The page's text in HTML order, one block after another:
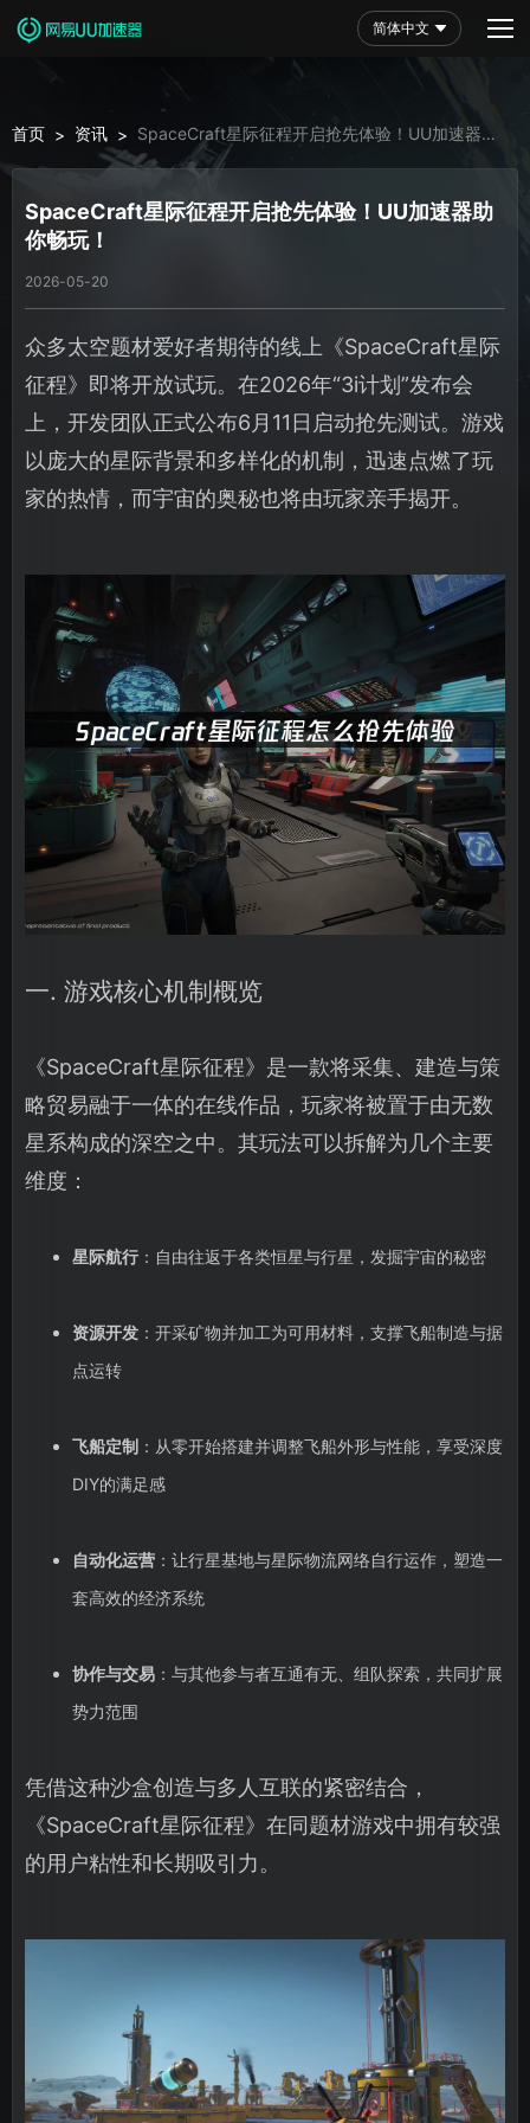
简体中文
首页 > 资讯 > SpaceCraft星际征程开启抢先体验！UU加速器助
你畅玩！
SpaceCraft星际征程开启抢先体验！UU加速器助
你畅玩！
2026-05-20
众多太空题材爱好者期待的线上《SpaceCraft星际
征程》即将开放试玩。在2026年“3i计划”发布会
上，开发团队正式公布6月11日启动抢先测试。游戏
以庞大的星际背景和多样化的机制，迅速点燃了玩
家的热情，而宇宙的奥秘也将由玩家亲手揭开。
一. 游戏核心机制概览
《SpaceCraft星际征程》是一款将采集、建造与策
略贸易融于一体的在线作品，玩家将被置于由无数
星系构成的深空之中。其玩法可以拆解为几个主要
维度：
星际航行：自由往返于各类恒星与行星，发掘宇宙的秘密
资源开发：开采矿物并加工为可用材料，支撑飞船制造与据
点运转
飞船定制 ：从零开始搭建并调整飞船外形与性能，享受深度
DIY的满足感
自动化运营：让行星基地与星际物流网络自行运作，塑造一
套高效的经济系统
协作与交易：与其他参与者互通有无、组队探索，共同扩展
势力范围
凭借这种沙盒创造与多人互联的紧密结合，
《SpaceCraft星际征程》在同题材游戏中拥有较强
的用户粘性和长期吸引力。